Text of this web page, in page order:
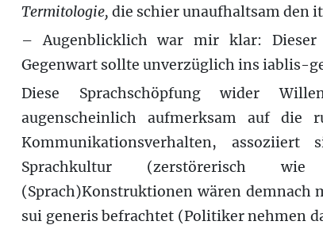
Termitologie, die schier unaufhaltsam den
– Augenblicklich war mir klar:
Gegenwart sollte unverzüglich ins iablis-
Diese Sprachschöpfung wider
augenscheinlich aufmerksam auf die
Kommunikationsverhalten,
Sprachkultur (zerstörerisch
(Sprach)Konstruktionen wären
sui generis befrachtet (Politiker nehmen